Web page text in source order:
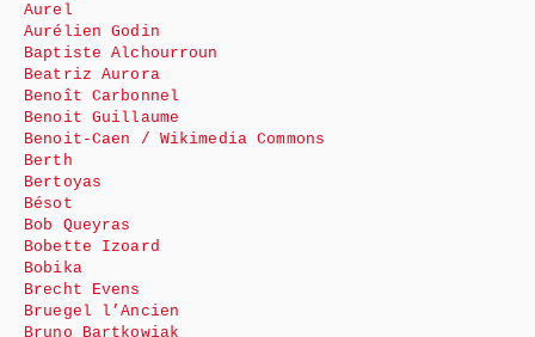
Aurel
Aurélien Godin
Baptiste Alchourroun
Beatriz Aurora
Benoît Carbonnel
Benoit Guillaume
Benoit-Caen / Wikimedia Commons
Berth
Bertoyas
Bésot
Bob Queyras
Bobette Izoard
Bobika
Brecht Evens
Bruegel l’Ancien
Bruno Bartkowiak